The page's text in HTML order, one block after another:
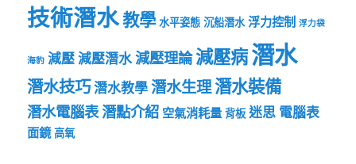
技術潛水教學 水平姿態 沉船潛水 浮力控制 浮力袋
海豹 減壓減壓潛水減壓理論減壓病潛水
潛水技巧潛水教學潛水生理潛水裝備
潛水電腦表潛點介紹 空氣消耗量 背板 迷思 電腦表
面鏡 高氧